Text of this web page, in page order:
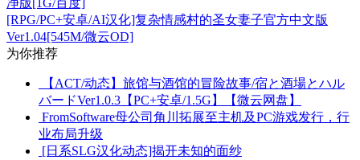
净版[1G/百度]
[RPG/PC+安卓/AI汉化]复杂情感村的圣女妻子官方中文版
Ver1.04[545M/微云OD]
为你推荐
【ACT/动态】旅馆与酒馆的冒险故事/宿と酒場とハル
バードVer1.0.3【PC+安卓/1.5G】【微云网盘】
FromSoftware母公司角川拓展至主机及PC游戏发行，行
业布局升级
[日系SLG汉化动态]揭开未知的面纱